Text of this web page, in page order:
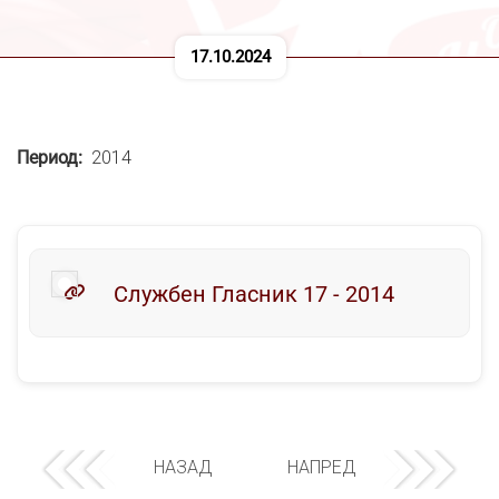
17.10.2024
Период 2014
Службен Гласник 17 - 2014
НАЗАД НАПРЕД